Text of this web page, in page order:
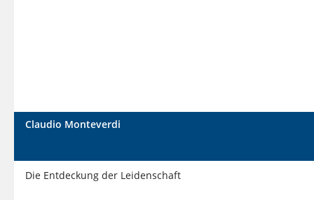
Claudio Monteverdi
Die Entdeckung der Leidenschaft